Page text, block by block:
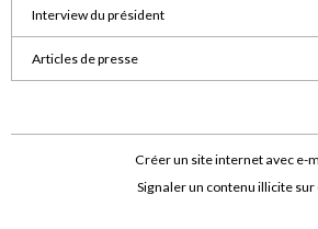
Interview du président
Articles de presse
Créer un site internet avec e-
Signaler un contenu illicite sur